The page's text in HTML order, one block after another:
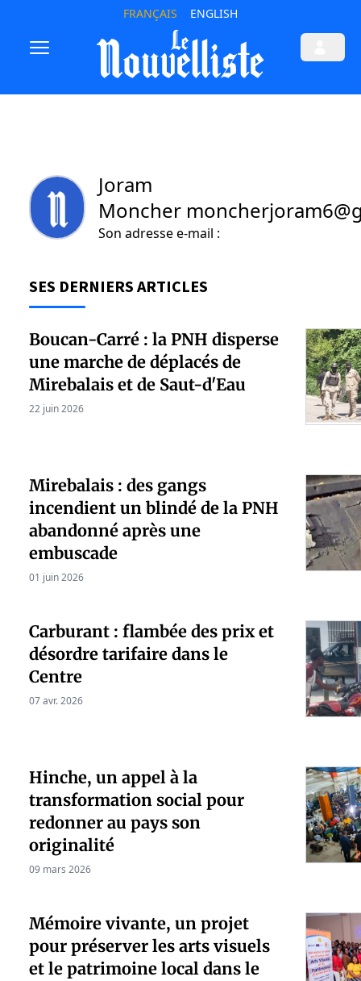
FRANÇAIS ENGLISH
Joram
Moncher
Son adresse e-mail :
SES DERNIERS ARTICLES
Boucan-Carré : la PNH disperse
une marche de déplacés de
Mirebalais et de Saut-d'Eau
22 juin 2026
Mirebalais : des gangs
incendient un blindé de la PNH
abandonné après une
embuscade
01 juin 2026
Carburant : flambée des prix et
désordre tarifaire dans le
Centre
07 avr. 2026
Hinche, un appel à la
transformation social pour
redonner au pays son
originalité
09 mars 2026
Mémoire vivante, un projet
pour préserver les arts visuels
et le patrimoine local dans le